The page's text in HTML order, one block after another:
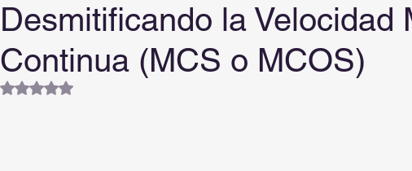
Desmitificando la Velocidad
Continua (MCS o MCOS)
Obtuvo NaN de 5 estrellas.